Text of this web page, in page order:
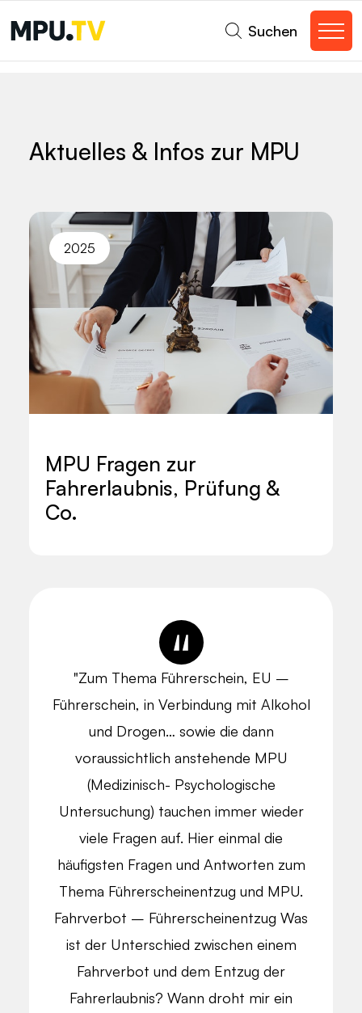
Aktuelles & Infos zur MPU
2025
MPU Fragen zur
Fahrerlaubnis, Prüfung &
Co.
"Zum Thema Führerschein, EU –
Führerschein, in Verbindung mit Alkohol
und Drogen… sowie die dann
voraussichtlich anstehende MPU
(Medizinisch- Psychologische
Untersuchung) tauchen immer wieder
viele Fragen auf. Hier einmal die
häufigsten Fragen und Antworten zum
Thema Führerscheinentzug und MPU.
Fahrverbot – Führerscheinentzug Was
ist der Unterschied zwischen einem
Fahrverbot und dem Entzug der
Fahrerlaubnis? Wann droht mir ein
Suchen